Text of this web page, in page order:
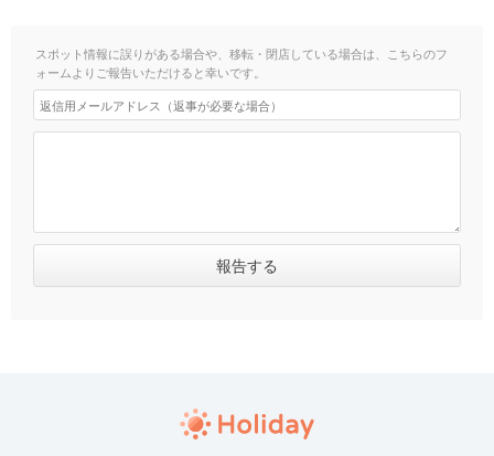
スポット情報に誤りがある場合や、移転・閉店している場合は、こちらのフ
ォームよりご報告いただけると幸いです。